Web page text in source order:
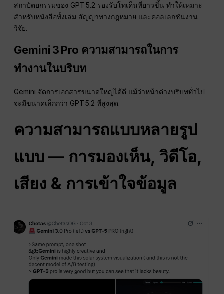
สถาปัตยกรรมของ GPT 5.2 รองรับโทเค็นที่ยาวขึ้น ทำให้เหมาะ
สำหรับหนังสือทั้งเล่ม สัญญาทางกฎหมาย และคอลเลกชันงาน
วิจัย.
Gemini 3 Pro ความสามารถในการ
ทำงานในบริบท
Gemini จัดการเอกสารขนาดใหญ่ได้ดี แม้ว่าหน้าต่างบริบททั่วไป
จะมีขนาดเล็กกว่า GPT 5.2 ที่สูงสุด.
ความสามารถแบบหลายรูป
แบบ — การมองเห็น, วิดีโอ,
เสียง & การเข้าใจข้อมูล